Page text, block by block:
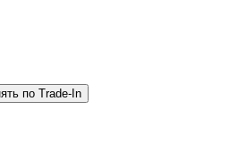
по Trade-In